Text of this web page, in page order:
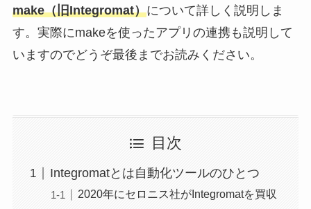
make（旧Integromat）について詳しく説明しま
す。実際にmakeを使ったアプリの連携も説明して
いますのでどうぞ最後までお読みください。
目次
Integromatとは自動化ツールのひとつ
2020年にセロニス社がIntegromatを買収